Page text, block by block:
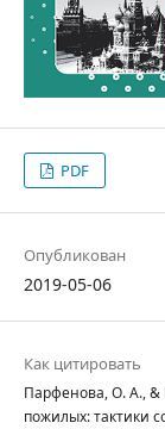
PDF
Опубликован
2019-05-06
Как цитировать
Парфенова, О. А., &
пожилых: тактики